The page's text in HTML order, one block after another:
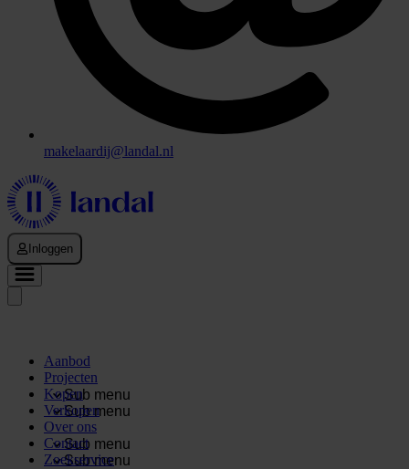
makelaardij@landal.nl
Inloggen
Aanbod
Projecten
Sub menu
Kopen
Sub menu
Verkopen
Over ons
Sub menu
Contact
Sub menu
Zoekservice